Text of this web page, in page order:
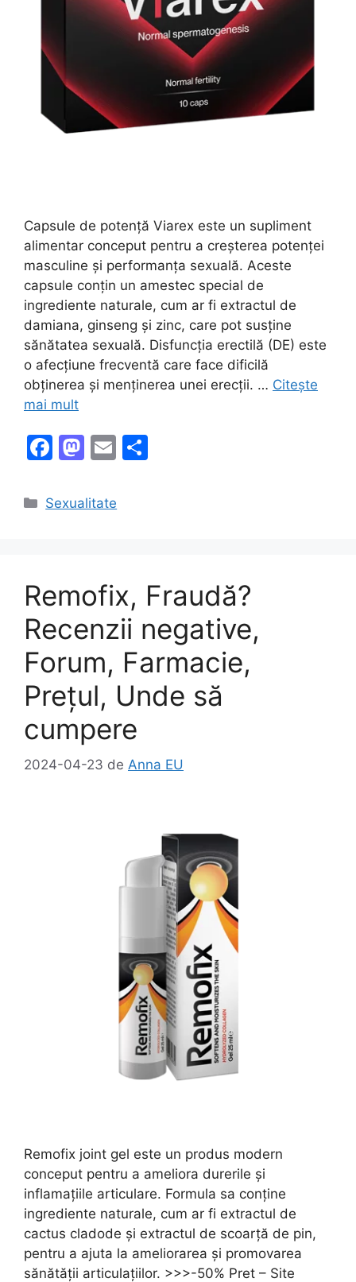
Capsule de potență Viarex este un supliment
alimentar conceput pentru a creșterea potenței
masculine și performanța sexuală. Aceste
capsule conțin un amestec special de
ingrediente naturale, cum ar fi extractul de
damiana, ginseng și zinc, care pot susține
sănătatea sexuală. Disfuncția erectilă (DE) este
o afecțiune frecventă care face dificilă
obținerea și menținerea unei erecții. … Citește
mai mult
F
c
o
k
M
st
n
E
ă
Categorii
Sexualitate
Remofix, Fraudă?
Recenzii negative,
Forum, Farmacie,
Prețul, Unde să
cumpere
2024-04-23 de Anna EU
Remofix joint gel este un produs modern
conceput pentru a ameliora durerile și
inflamațiile articulare. Formula sa conține
ingrediente naturale, cum ar fi extractul de
cactus cladode și extractul de scoarță de pin,
pentru a ajuta la ameliorarea și promovarea
sănătății articulațiilor. >>>-50% Pret – Site